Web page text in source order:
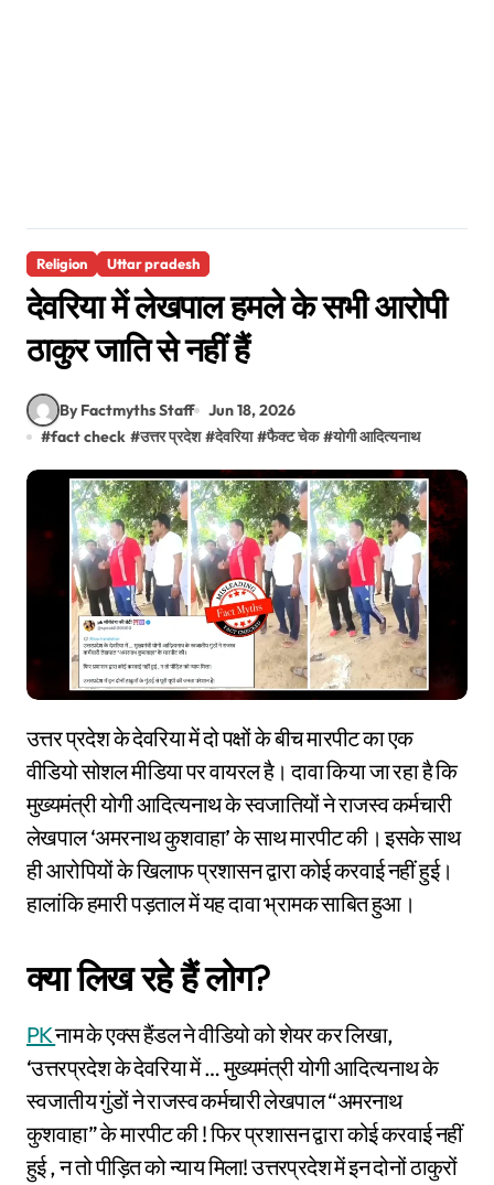
Religion Uttar pradesh
देवरिया में लेखपाल हमले के सभी आरोपी
ठाकुर जाति से नहीं हैं
By Factmyths Staff
Jun 18, 2026
#fact check #उत्तर प्रदेश #देवरिया #फैक्ट चेक #योगी आदित्यनाथ
उत्तर प्रदेश के देवरिया में दो पक्षों के बीच मारपीट का एक
वीडियो सोशल मीडिया पर वायरल है। दावा किया जा रहा है कि
मुख्यमंत्री योगी आदित्यनाथ के स्वजातियों ने राजस्व कर्मचारी
लेखपाल ‘अमरनाथ कुशवाहा’ के साथ मारपीट की। इसके साथ
ही आरोपियों के खिलाफ प्रशासन द्वारा कोई करवाई नहीं हुई।
हालांकि हमारी पड़ताल में यह दावा भ्रामक साबित हुआ।
क्या लिख रहे हैं लोग?
PKनाम के एक्स हैंडल ने वीडियो को शेयर कर लिखा,
‘उत्तरप्रदेश के देवरिया में … मुख्यमंत्री योगी आदित्यनाथ के
स्वजातीय गुंडों ने राजस्व कर्मचारी लेखपाल “अमरनाथ
कुशवाहा” के मारपीट की ! फिर प्रशासन द्वारा कोई करवाई नहीं
हुई , न तो पीड़ित को न्याय मिला! उत्तरप्रदेश में इन दोनों ठाकुरों